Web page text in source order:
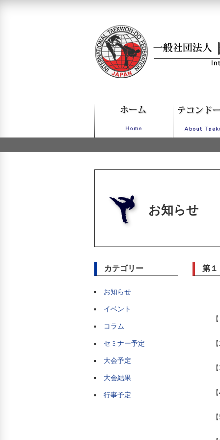
お知らせ
カテゴリー
お知らせ
イベント
コラム
セミナー予定
大会予定
大会結果
行事予定
第１